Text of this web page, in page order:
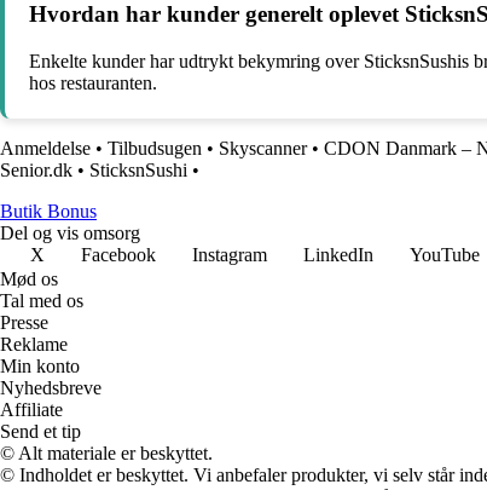
Hvordan har kunder generelt oplevet
Enkelte kunder har udtrykt bekymring over SticksnSushis
hos restauranten.
Anmeldelse • Tilbudsugen • Skyscanner• CDON Danmark –
Senior.dk • SticksnSushi •
Butik Bonus
Del og vis omsorg
X
Facebook Instagram LinkedIn YouTube
Mød os
Tal med os
Presse
Reklame
Min konto
Nyhedsbreve
Affiliate
Send et tip
© Alt materiale er beskyttet.
© Indholdet er beskyttet. Vi anbefaler produkter, vi selv står